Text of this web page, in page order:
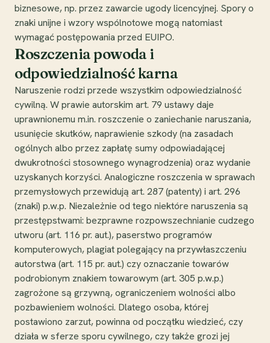
biznesowe, np. przez zawarcie ugody licencyjnej. Spory o
znaki unijne i wzory wspólnotowe mogą natomiast
wymagać postępowania przed EUIPO.
Roszczenia powoda i
odpowiedzialność karna
Naruszenie rodzi przede wszystkim odpowiedzialność
cywilną. W prawie autorskim art. 79 ustawy daje
uprawnionemu m.in. roszczenie o zaniechanie naruszania,
usunięcie skutków, naprawienie szkody (na zasadach
ogólnych albo przez zapłatę sumy odpowiadającej
dwukrotności stosownego wynagrodzenia) oraz wydanie
uzyskanych korzyści. Analogiczne roszczenia w sprawach
przemysłowych przewidują art. 287 (patenty) i art. 296
(znaki) p.w.p. Niezależnie od tego niektóre naruszenia są
przestępstwami: bezprawne rozpowszechnianie cudzego
utworu (art. 116 pr. aut.), paserstwo programów
komputerowych, plagiat polegający na przywłaszczeniu
autorstwa (art. 115 pr. aut.) czy oznaczanie towarów
podrobionym znakiem towarowym (art. 305 p.w.p.)
zagrożone są grzywną, ograniczeniem wolności albo
pozbawieniem wolności. Dlatego osoba, której
postawiono zarzut, powinna od początku wiedzieć, czy
działa w sferze sporu cywilnego, czy także grozi jej